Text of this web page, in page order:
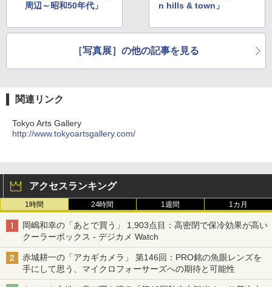
周辺～昭和50年代」
n hills & town」
［写真展］の他の記事を見る
関連リンク
Tokyo Arts Gallery
http://www.tokyoartsgallery.com/
アクセスランキング
1時間 24時間 1週間 1カ月
岡嶋和幸の「あとで買う」 1,903点目：高密閉で保冷効果が高い
クーラーボックス - デジカメ Watch
赤城耕一の「アカギカメラ」 第146回：PRO銘の魚眼レンズを
手にして思う、マイクロフォーサーズへの期待と可能性